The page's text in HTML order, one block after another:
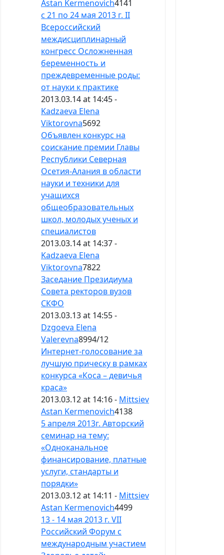
Astan Kermenovich4141
с 21 по 24 мая 2013 г. II
Всероссийский
междисциплинарный
конгресс Осложненная
беременность и
преждевременные роды:
от науки к практике
2013.03.14 at 14:45 -
Kadzaeva Elena
Viktorovna5692
Объявлен конкурс на
соискание премии Главы
Республики Северная
Осетия-Алания в области
науки и техники для
учащихся
общеобразовательных
школ, молодых ученых и
специалистов
2013.03.14 at 14:37 -
Kadzaeva Elena
Viktorovna7822
Заседание Президиума
Совета ректоров вузов
СКФО
2013.03.13 at 14:55 -
Dzgoeva Elena
Valerevna8994/12
Интернет-голосование за
лучшую прическу в рамках
конкурса «Коса – девичья
краса»
2013.03.12 at 14:16 - Mittsiev
Astan Kermenovich4138
5 апреля 2013г. Авторский
семинар на тему:
«Одноканальное
финансирование, платные
услуги, стандарты и
порядки»
2013.03.12 at 14:11 - Mittsiev
Astan Kermenovich4499
13 - 14 мая 2013 г. VII
Российский Форум с
международным участием